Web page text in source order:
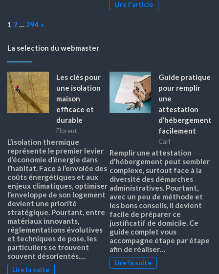
Lire l'article
Page:
1 2 … 294 Next
»
La selection du webmaster
Les clés pour
une isolation
maison
efficace et
durable
Florent
L’isolation thermique
représente le premier levier
d’économie d’énergie dans
l’habitat. Face à l’envolée des
coûts énergétiques et aux
enjeux climatiques, optimiser
l’enveloppe de son logement
devient une priorité
stratégique. Pourtant, entre
matériaux innovants,
réglementations évolutives
et techniques de pose, les
particuliers se trouvent
souvent désorientés.…
Lire la suite
Guide pratique
pour remplir
une
attestation
d’hébergement
facilement
Carl
Remplir une attestation
d’hébergement peut sembler
complexe, surtout face à la
diversité des démarches
administratives. Pourtant,
avec un peu de méthode et
les bons conseils, il devient
facile de préparer ce
justificatif de domicile. Ce
guide complet vous
accompagne étape par étape
afin de réaliser…
Lire la suite